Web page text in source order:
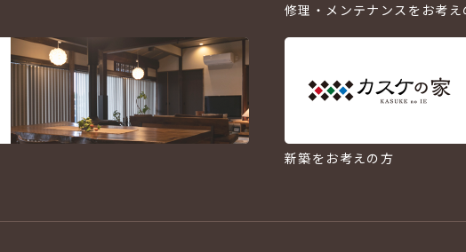
修理・メンテナンスをお考え
新築をお考えの方